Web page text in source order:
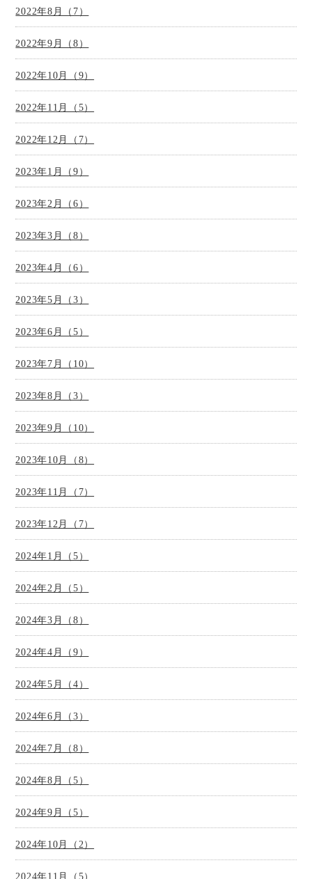
2022年8月（7）
2022年9月（8）
2022年10月（9）
2022年11月（5）
2022年12月（7）
2023年1月（9）
2023年2月（6）
2023年3月（8）
2023年4月（6）
2023年5月（3）
2023年6月（5）
2023年7月（10）
2023年8月（3）
2023年9月（10）
2023年10月（8）
2023年11月（7）
2023年12月（7）
2024年1月（5）
2024年2月（5）
2024年3月（8）
2024年4月（9）
2024年5月（4）
2024年6月（3）
2024年7月（8）
2024年8月（5）
2024年9月（5）
2024年10月（2）
2024年11月（5）